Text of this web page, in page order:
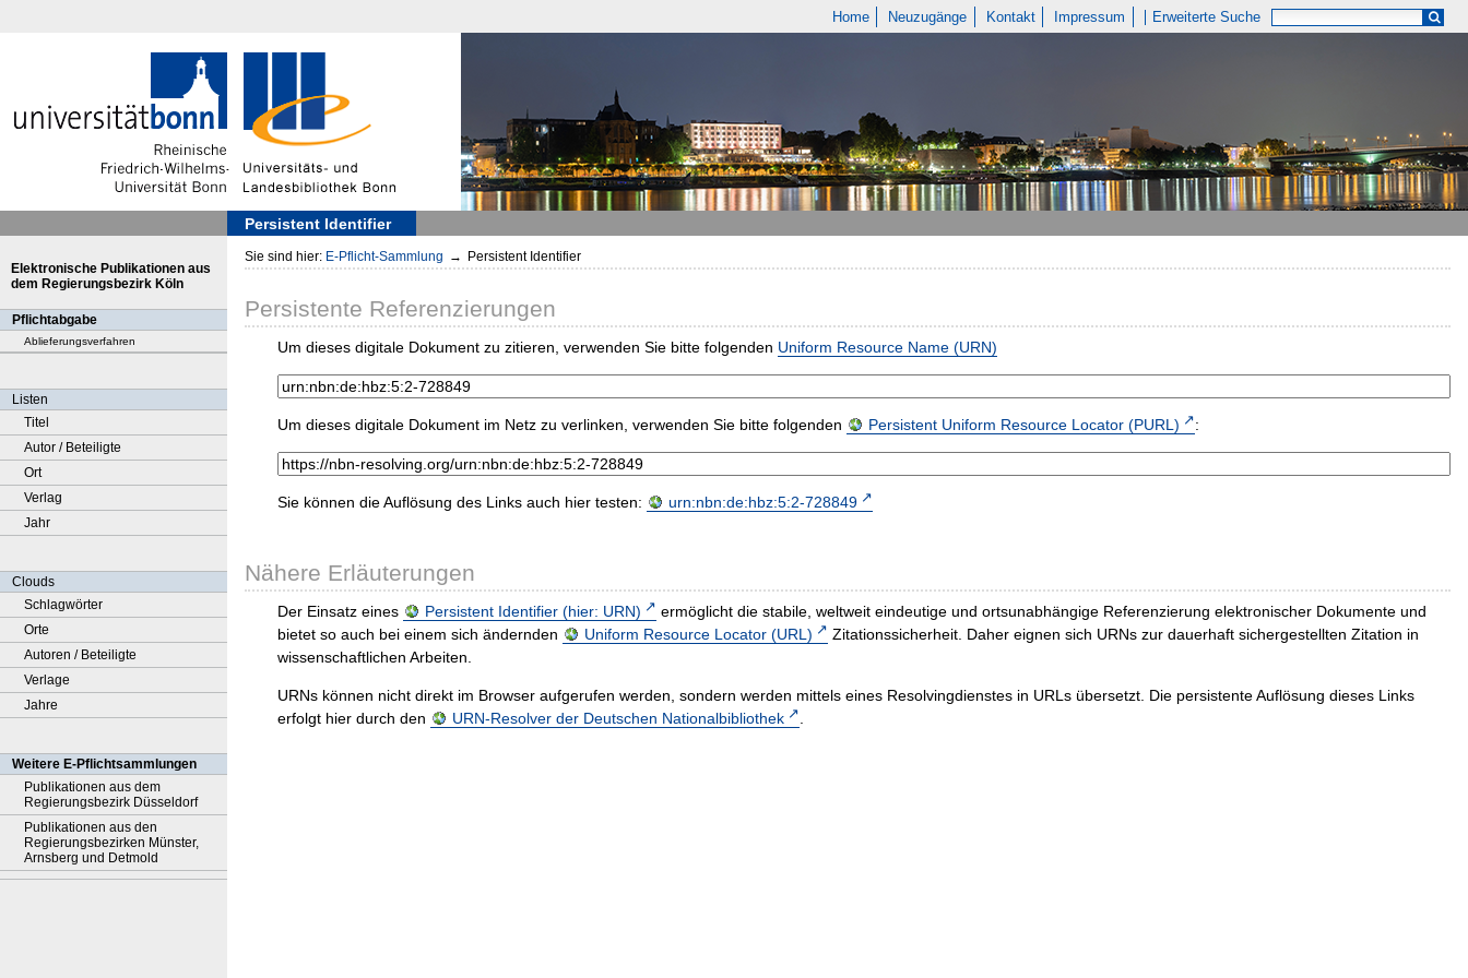
Home Neuzugänge Kontakt Impressum Erweiterte Suche
Persistent Identifier
Elektronische Publikationen aus
dem Regierungsbezirk Köln
Pflichtabgabe
Ablieferungsverfahren
Listen
Titel
Autor / Beteiligte
Ort
Verlag
Jahr
Clouds
Schlagwörter
Orte
Autoren / Beteiligte
Verlage
Jahre
Weitere E-Pflichtsammlungen
Publikationen aus dem
Regierungsbezirk Düsseldorf
Publikationen aus den
Regierungsbezirken Münster,
Arnsberg und Detmold
Sie sind hier: E-Pflicht-Sammlung → Persistent Identifier
Persistente Referenzierungen
Um dieses digitale Dokument zu zitieren, verwenden Sie bitte folgenden Uniform Resource Name (URN)
Um dieses digitale Dokument im Netz zu verlinken, verwenden Sie bitte folgenden Persistent Uniform Resource Locator (PURL) :
Sie können die Auflösung des Links auch hier testen: urn:nbn:de:hbz:5:2-728849
Nähere Erläuterungen
Der Einsatz eines Persistent Identifier (hier: URN)
ermöglicht die stabile, weltweit eindeutige und ortsunabhängige Referenzierung elektronischer Dokumente und
bietet so auch bei einem sich ändernden
Uniform Resource Locator (URL)
Zitationssicherheit. Daher eignen sich URNs zur dauerhaft sichergestellten Zitation in
wissenschaftlichen Arbeiten.
URNs können nicht direkt im Browser aufgerufen werden, sondern werden mittels eines Resolvingdienstes in URLs übersetzt. Die persistente Auflösung dieses Links
erfolgt hier durch den
URN-Resolver der Deutschen Nationalbibliothek .